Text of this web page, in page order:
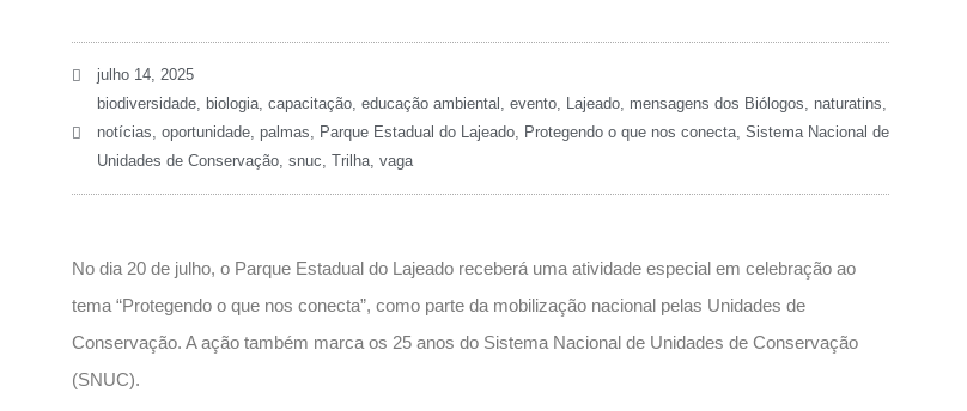
julho 14, 2025
biodiversidade, biologia, capacitação, educação ambiental , evento, Lajeado, mensagens dos Biólogos, naturatins,
notícias, oportunidade, palmas, Parque Estadual do Lajeado, Protegendo o que nos conecta, Sistema Nacional de
Unidades de Conservação, snuc, Trilha, vaga
No dia 20 de julho, o Parque Estadual do Lajeado receberá uma atividade especial em celebração ao
tema “Protegendo o que nos conecta”, como parte da mobilização nacional pelas Unidades de
Conservação. A ação também marca os 25 anos do Sistema Nacional de Unidades de Conservação
(SNUC).